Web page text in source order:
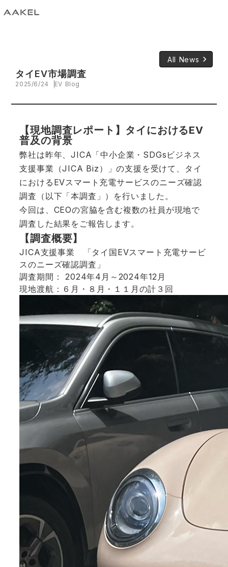
All News keyboard_arrow_right
タイEV市場調査
2025/6/24 EV Blog
【現地調査レポート】タイにおけるEV
普及の背景
弊社は昨年、JICA「中小企業・SDGsビジネス
支援事業（JICA Biz）」の支援を受けて、タイ
におけるEVスマート充電サービスのニーズ確認
調査（以下「本調査」）を行いました。
今回は、CEOの宮脇を含む複数の社員が現地で
調査した結果をご報告します。
【調査概要】
JICA支援事業 「タイ国EVスマート充電サービ
スのニーズ確認調査」
調査期間： 2024年4月～2024年12月
現地渡航：６月・８月・１１月の計３回